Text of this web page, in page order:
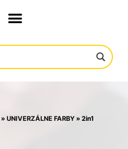
» UNIVERZÁLNE FARBY » 2in1